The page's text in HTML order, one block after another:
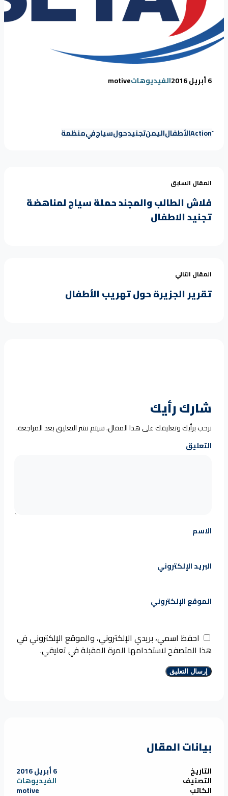
6 أبريل 2016 الفيديوهاتmotive
Actionالأطفالاليمنتجنيدحولسياجفيمنظمة
المقال السابق
فلاش الطالب والمجند حملة سياج لمناهضة
تجنيد الاطفال
المقال التالي
تقرير الجزيرة حول تهريب الأطفال
شارك رأيك
نرحب برأيك وتعليقك على هذا المقال. سيتم نشر التعليق بعد المراجعة.
التعليق
الاسم
البريد الإلكتروني
الموقع الإلكتروني
احفظ اسمي، بريدي الإلكتروني، والموقع الإلكتروني في
هذا المتصفح لاستخدامها المرة المقبلة في تعليقي.
بيانات المقال
التاريخ 6 أبريل 2016
التصنيف الفيديوهات
الكاتب motive